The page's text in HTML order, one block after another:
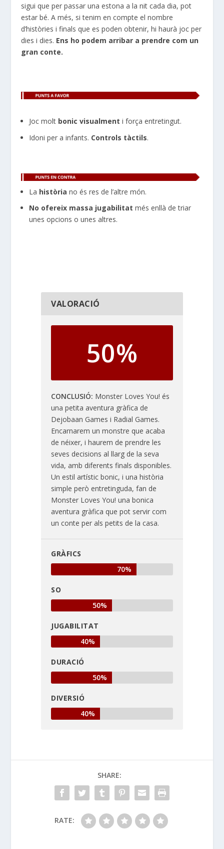
sigui que per passar una estona a la nit cada dia, pot
estar bé. A més, si tenim en compte el nombre
d’històries i finals que es poden obtenir, hi haurà joc per
dies i dies. Ens ho podem arribar a prendre com un
gran conte.
Joc molt bonic visualment i força entretingut.
Idoni per a infants. Controls tàctils.
La història no és res de l’altre món.
No ofereix massa jugabilitat més enllà de triar
unes opcions o unes altres.
VALORACIÓ
50%
CONCLUSIÓ Monster Loves You! és
una petita aventura gràfica de
Dejobaan Games i Radial Games.
Encarnarem un monstre que acaba
de néixer, i haurem de prendre les
seves decisions al llarg de la seva
vida, amb diferents finals disponibles.
Un estil artístic bonic, i una història
simple però entretinguda, fan de
Monster Loves You! una bonica
aventura gràfica que pot servir com
un conte per als petits de la casa.
GRÀFICS
70%
SO
50%
JUGABILITAT
40%
DURACIÓ
50%
DIVERSIÓ
40%
SHARE:
RATE: